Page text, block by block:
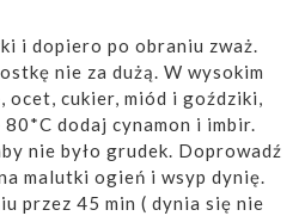
i dopiero po obraniu zważ.
nie za dużą. W wysokim
ocet, cukier, miód i goździki,
dodaj cynamon i imbir.
nie było grudek. Doprowadź
malutki ogień i wsyp dynię.
przez 45 min ( dynia się nie